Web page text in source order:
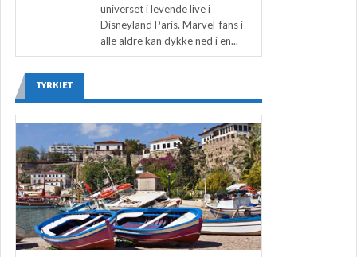
universet i levende live i
Disneyland Paris. Marvel-fans i
alle aldre kan dykke ned i en...
TYRKIET